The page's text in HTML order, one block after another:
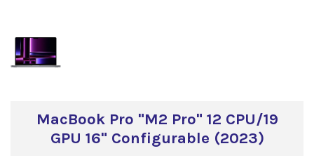
MacBook Pro "M2 Pro" 12 CPU/19
GPU 16" Configurable (2023)